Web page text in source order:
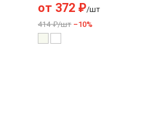
от 372 ₽/шт
414 ₽/шт –10%